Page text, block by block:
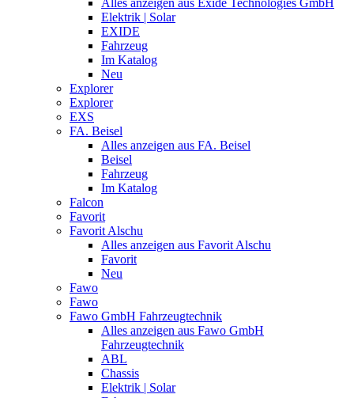
Alles anzeigen aus Exide Technologies GmbH
Elektrik | Solar
EXIDE
Fahrzeug
Im Katalog
Neu
Explorer
Explorer
EXS
FA. Beisel
Alles anzeigen aus FA. Beisel
Beisel
Fahrzeug
Im Katalog
Falcon
Favorit
Favorit Alschu
Alles anzeigen aus Favorit Alschu
Favorit
Neu
Fawo
Fawo
Fawo GmbH Fahrzeugtechnik
Alles anzeigen aus Fawo GmbH
Fahrzeugtechnik
ABL
Chassis
Elektrik | Solar